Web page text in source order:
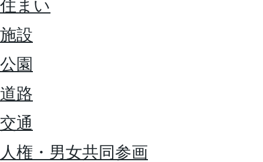
住まい
施設
公園
道路
交通
人権・男女共同参画